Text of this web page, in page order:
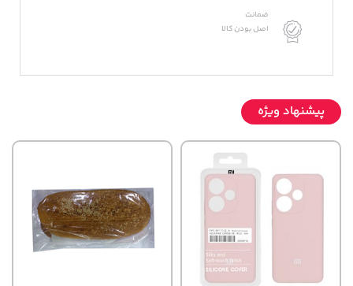
ضمانت
اصل بودن کالا
پیشنهاد ویژه